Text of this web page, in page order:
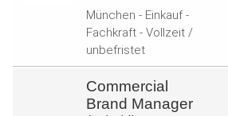
München - Einkauf -
Fachkraft - Vollzeit /
unbefristet
Commercial
Brand Manager